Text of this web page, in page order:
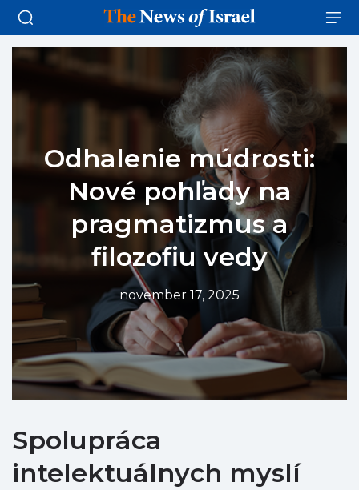
Odhalenie múdrosti:
Nové pohľady na
pragmatizmus a
filozofiu vedy
november 17, 2025
Spolupráca
intelektuálnych myslí